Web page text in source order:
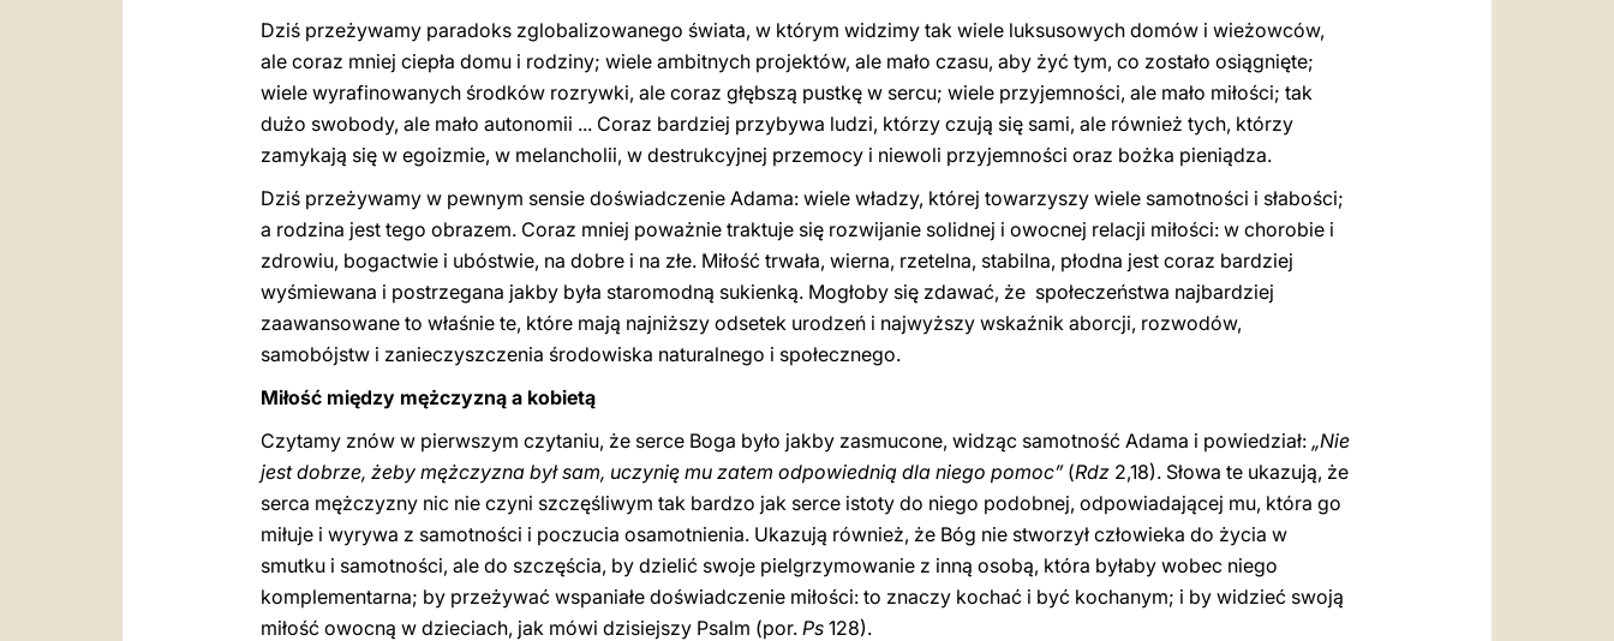
Dziś przeżywamy paradoks zglobalizowanego świata, w którym widzimy tak wiele luksusowych domów i wieżowców,
ale coraz mniej ciepła domu i rodziny; wiele ambitnych projektów, ale mało czasu, aby żyć tym, co zostało osiągnięte;
wiele wyrafinowanych środków rozrywki, ale coraz głębszą pustkę w sercu; wiele przyjemności, ale mało miłości; tak
dużo swobody, ale mało autonomii ... Coraz bardziej przybywa ludzi, którzy czują się sami, ale również tych, którzy
zamykają się w egoizmie, w melancholii, w destrukcyjnej przemocy i niewoli przyjemności oraz bożka pieniądza.
Dziś przeżywamy w pewnym sensie doświadczenie Adama: wiele władzy, której towarzyszy wiele samotności i słabości;
a rodzina jest tego obrazem. Coraz mniej poważnie traktuje się rozwijanie solidnej i owocnej relacji miłości: w chorobie i
zdrowiu, bogactwie i ubóstwie, na dobre i na złe. Miłość trwała, wierna, rzetelna, stabilna, płodna jest coraz bardziej
wyśmiewana i postrzegana jakby była staromodną sukienką. Mogłoby się zdawać, że społeczeństwa najbardziej
zaawansowane to właśnie te, które mają najniższy odsetek urodzeń i najwyższy wskaźnik aborcji, rozwodów,
samobójstw i zanieczyszczenia środowiska naturalnego i społecznego.
Miłość między mężczyzną a kobietą
Czytamy znów w pierwszym czytaniu, że serce Boga było jakby zasmucone, widząc samotność Adama i powiedział: „Nie
jest dobrze, żeby mężczyzna był sam, uczynię mu zatem odpowiednią dla niego pomoc”(Rdz 2,18). Słowa te ukazują, że
serca mężczyzny nic nie czyni szczęśliwym tak bardzo jak serce istoty do niego podobnej, odpowiadającej mu, która go
miłuje i wyrywa z samotności i poczucia osamotnienia. Ukazują również, że Bóg nie stworzył człowieka do życia w
smutku i samotności, ale do szczęścia, by dzielić swoje pielgrzymowanie z inną osobą, która byłaby wobec niego
komplementarna; by przeżywać wspaniałe doświadczenie miłości: to znaczy kochać i być kochanym; i by widzieć swoją
miłość owocną w dzieciach, jak mówi dzisiejszy Psalm (por. Ps 128).